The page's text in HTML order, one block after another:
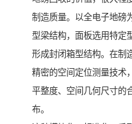
制造质量。以全电子地磅
型梁结构，面板选用特定
形成封闭箱型结构。在制
精密的空间定位测量技术
平整度、空间几何尺寸的
布。